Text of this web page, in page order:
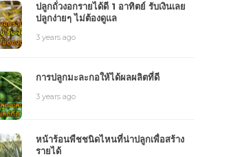
ปลูกถั่วงอกรายได้ดี 1 อาทิตย์ รับเงินเลย
ปลูกง่ายๆ ไม่ต้องดูแล
3 years ago
การปลูกมะละกอให้ได้ผลผลิตที่ดี
3 years ago
หน้าร้อนพืชชนิดไหนที่น่าปลูกเพื่อสร้าง
รายได้